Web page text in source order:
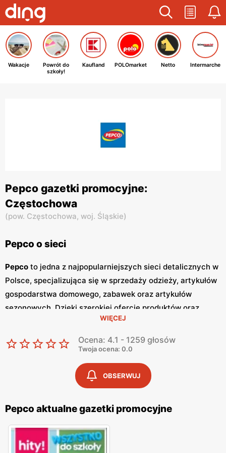
Wakacje
Powrót do
szkoły!
Kaufland POLOmarket Netto Intermarche
Pepco gazetki promocyjne:
Częstochowa
(pow. Częstochowa, woj. Śląskie)
Pepco o sieci
Pepco to jedna z najpopularniejszych sieci detalicznych w
Polsce, specjalizująca się w sprzedaży odzieży, artykułów
gospodarstwa domowego, zabawek oraz artykułów
sezonowych. Dzięki szerokiej ofercie produktów oraz
Pepcozdobyło zaufanie milionów
klientów w kraju. Główną zaletą tej sieci jest dbałość o
zapewnienieniskich cen, co sprawia, że zakupy w
są dostępne dla szerokiej grupy odbiorców. Jednym z
kluczowych elementów strategii marketingowej
regularnie wydawanegazetki promocyjne
publikowane co dwa tygodnie, a każda z nich zawiera
bogaty wybór produktów w obniżonych cenach. Dzięki
temu klienci mogą być na bieżąco z najnowszymi
promocjami
i okazjami, co pozwala im na planowanie
WIĘCEJ
Ocena: 4.1 - 1259 głosów
Twoja ocena: 0.0
OBSERWUJ
Pepco aktualne gazetki promocyjne